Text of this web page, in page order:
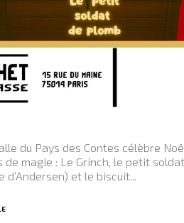
du Pays des Contes célèbre
magie : Le Grinch, le petit
d’Andersen) et le biscuit...